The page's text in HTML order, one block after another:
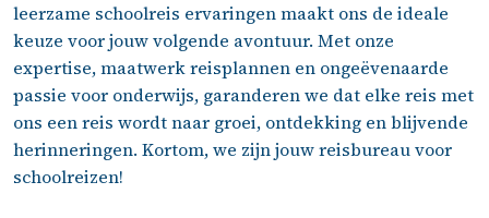
leerzame schoolreis ervaringen maakt ons de ideale
keuze voor jouw volgende avontuur. Met onze
expertise, maatwerk reisplannen en ongeëvenaarde
passie voor onderwijs, garanderen we dat elke reis met
ons een reis wordt naar groei, ontdekking en blijvende
herinneringen. Kortom, we zijn jouw reisbureau voor
schoolreizen!